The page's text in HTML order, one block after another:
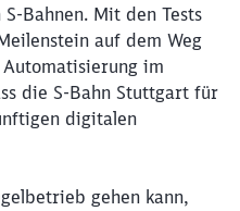
Bahnen. Mit den Tests
auf dem Weg
im
die S-Bahn Stuttgart für
digitalen
gehen kann,